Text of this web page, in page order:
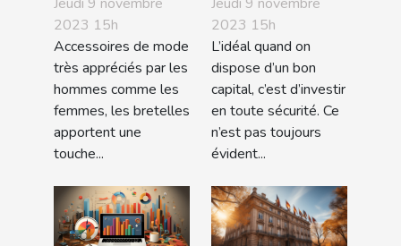
fantaisies ?
2023 15h
Accessoires de mode
très appréciés par les
hommes comme les
femmes, les bretelles
apportent une
touche...
2023 15h
L’idéal quand on
dispose d’un bon
capital, c’est d’investir
en toute sécurité. Ce
n’est pas toujours
évident...